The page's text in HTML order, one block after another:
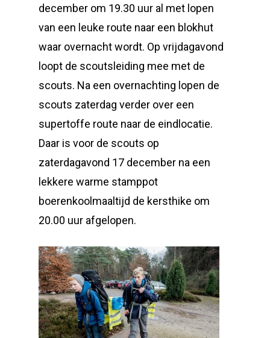
december om 19.30 uur al met lopen
van een leuke route naar een blokhut
waar overnacht wordt. Op vrijdagavond
loopt de scoutsleiding mee met de
scouts. Na een overnachting lopen de
scouts zaterdag verder over een
supertoffe route naar de eindlocatie.
Daar is voor de scouts op
zaterdagavond 17 december na een
lekkere warme stamppot
boerenkoolmaaltijd de kersthike om
20.00 uur afgelopen.